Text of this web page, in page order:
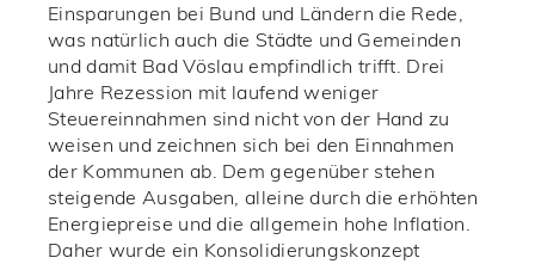
Einsparungen bei Bund und Ländern die Rede,
was natürlich auch die Städte und Gemeinden
und damit Bad Vöslau empfindlich trifft. Drei
Jahre Rezession mit laufend weniger
Steuereinnahmen sind nicht von der Hand zu
weisen und zeichnen sich bei den Einnahmen
der Kommunen ab. Dem gegenüber stehen
steigende Ausgaben, alleine durch die erhöhten
Energiepreise und die allgemein hohe Inflation.
Daher wurde ein Konsolidierungskonzept